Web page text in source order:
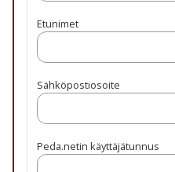
Etunimet
Sähköpostiosoite
Peda.netin käyttäjätunnus